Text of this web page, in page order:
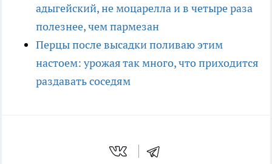
адыгейский, не моцарелла и в четыре раза
полезнее, чем пармезан
Перцы после высадки поливаю этим
настоем: урожая так много, что приходится
раздавать соседям